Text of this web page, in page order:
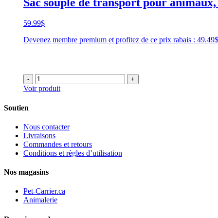
Sac souple de transport pour
59.99$
Devenez membre premium et profitez de ce prix rabais :
- +
Voir produit
Soutien
Nous contacter
Livraisons
Commandes et retours
Conditions et règles d’utilisation
Nos magasins
Pet-Carrier.ca
Animalerie